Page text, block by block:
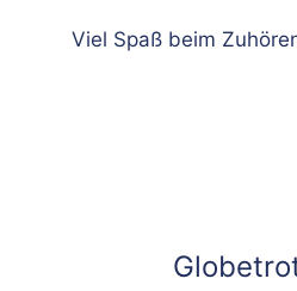
Viel Spaß beim